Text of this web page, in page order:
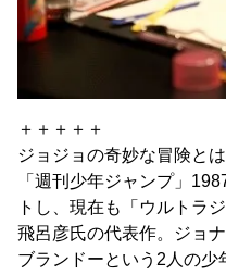
＋＋＋＋＋
ジョジョの奇妙な冒険とは
「週刊少年ジャンプ」
トし、現在も「ウルトラ
飛呂彦氏の代表作。ジョ
ブランドーという2人の少